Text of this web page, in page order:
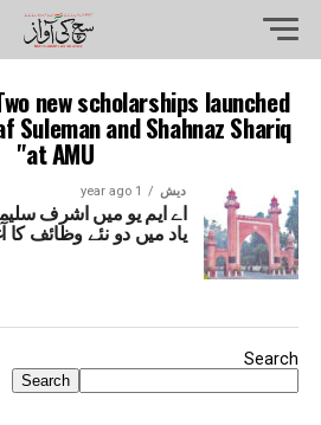
new scholarships launched
Suleman and Shahnaz Shariq
at AMU"
دیش 1 year ago
اے ایم یو میں اشرف
یاد میں دو نئے وظائف کا
Search
Search